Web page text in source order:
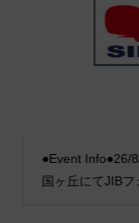
●Event Info●26/
国ヶ丘にてJIBフ